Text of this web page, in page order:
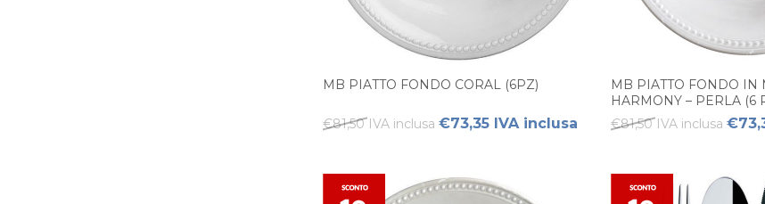
MB PIATTO FONDO CORAL (6PZ)
€81,50 IVA inclusa €73,35 IVA inclusa
MB PIATTO FONDO IN
HARMONY – PERLA (6
€81,50 IVA inclusa